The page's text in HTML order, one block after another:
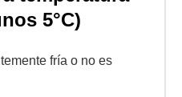
5°C)
fría o no es